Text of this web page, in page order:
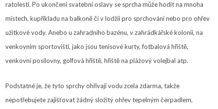
ratolesti.Po ukončení svatební oslavy se sprcha může hodit na mnoha
místech, kupříkladu na balkoně či v lodžii pro sprchování nebo pro ohřev
užitkové vody. Anebo u zahradního bazénu, v zahrádkářské kolonii, na
venkovním sportovišti, jako jsou tenisové kurty, fotbalová hřiště,
venkovní posilovny, golfová hřiště, hřiště na plážový volejbal atp.
Podstatné je, že tyto sprchy ohřívají vodu zcela zdarma, takže
nepotřebujete zajišťovat žádný složitý ohřev tepelným čerpadlem,